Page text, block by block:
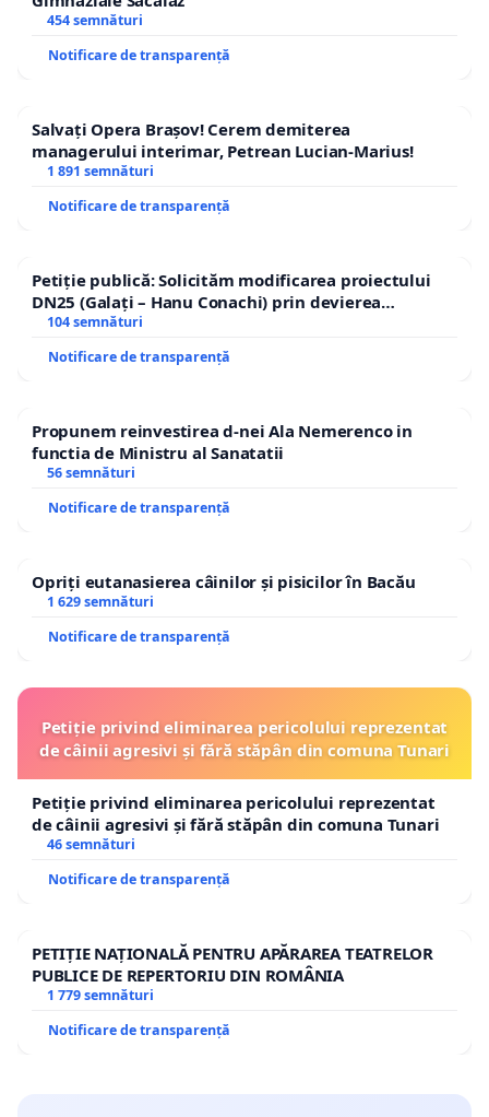
454 semnături
Notificare de transparență
Salvați Opera Brașov! Cerem demiterea
managerului interimar, Petrean Lucian-Marius!
1 891 semnături
Notificare de transparență
Petiție publică: Solicităm modificarea proiectului
DN25 (Galați – Hanu Conachi) prin devierea
traseului în afara localităților!
104 semnături
Notificare de transparență
Propunem reinvestirea d-nei Ala Nemerenco in
functia de Ministru al Sanatatii
56 semnături
Notificare de transparență
Opriți eutanasierea câinilor și pisicilor în Bacău
1 629 semnături
Notificare de transparență
Petiție privind eliminarea pericolului reprezentat
de câinii agresivi și fără stăpân din comuna Tunari
Petiție privind eliminarea pericolului reprezentat
de câinii agresivi și fără stăpân din comuna Tunari
46 semnături
Notificare de transparență
PETIȚIE NAȚIONALĂ PENTRU APĂRAREA TEATRELOR
PUBLICE DE REPERTORIU DIN ROMÂNIA
1 779 semnături
Notificare de transparență